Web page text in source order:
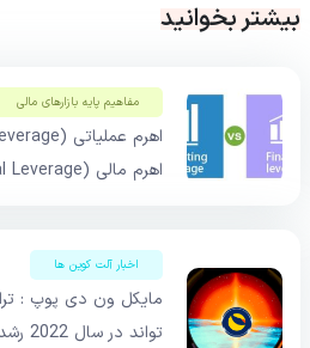
بیشتر بخوانید
مفاهیم پایه بازار‌های مالی
اهرم مالی (Financial Leverage)
اخبار آلت کوین ها
مایکل ون دی پوپ :